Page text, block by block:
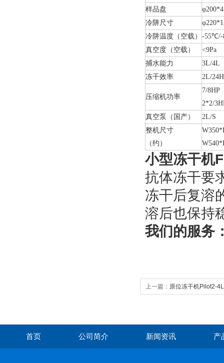
样品盘
φ200*4
冷阱尺寸
冷阱温度（空载） -
真空度（空载）
<9Pa
捕水能力
3L/4L
冻干效率
2L/24H
压缩机功率
7/8HP
2*2/
真空泵（国产）
2L/S
整机尺寸
（约）
小型冻干机
抗体冻干要
冻干后复溶
溶后也保持
我们的服务
上一篇： 原位冻干机Pilot2-
首页 公司简介 新闻资讯 产